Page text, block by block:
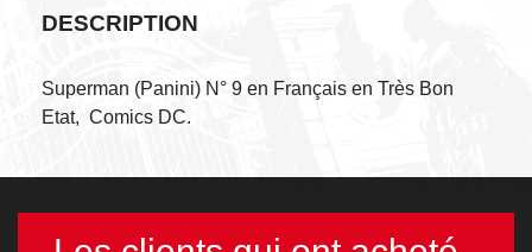
DESCRIPTION
Superman (Panini) N° 9 en Français en Très Bon
Etat, Comics DC.